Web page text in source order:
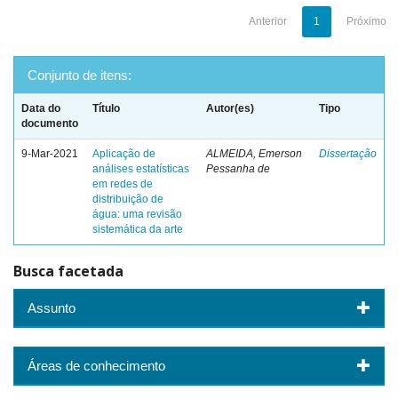
Anterior 1 Próximo
Conjunto de itens:
Data do
documento
Título Autor(es) Tipo
9-Mar-2021
Aplicação de
análises estatísticas
em redes de
distribuição de
água: uma revisão
sistemática da arte
ALMEIDA, Emerson
Pessanha de
Dissertação
Busca facetada
Assunto
Áreas de conhecimento